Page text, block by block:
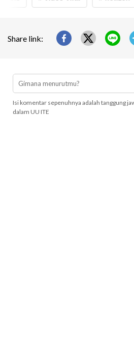
Share link:
Isi komentar sepenuhnya adalah tanggung
dalam UU ITE